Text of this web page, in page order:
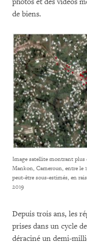
de biens.
Image satellite montrant plus
Mankon, Cameroun, entre le
peut-être sous-estimés, en
2019
Depuis trois ans, les
prises dans un cycle
déraciné un demi-